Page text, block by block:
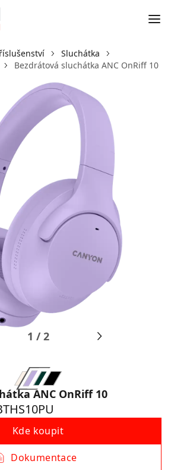
Sluchátka
Bezdrátová sluchátka ANC OnRiff 10
1 /2
ANC OnRiff 10
Kde koupit
Dokumentace